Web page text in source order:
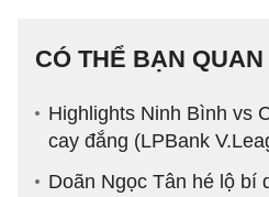
CÓ THỂ BẠN QUAN
Highlights Ninh Bình vs
cay đắng (LPBank
Doãn Ngọc Tân hé lộ bí